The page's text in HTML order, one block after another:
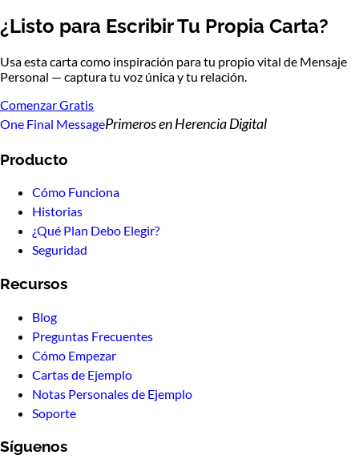
¿Listo para Escribir Tu Propia Carta?
Usa esta carta como inspiración para tu propio vital de Mensaje
Personal — captura tu voz única y tu relación.
Comenzar Gratis
One Final MessagePrimeros en Herencia Digital
Producto
Cómo Funciona
Historias
¿Qué Plan Debo Elegir?
Seguridad
Recursos
Blog
Preguntas Frecuentes
Cómo Empezar
Cartas de Ejemplo
Notas Personales de Ejemplo
Soporte
Síguenos